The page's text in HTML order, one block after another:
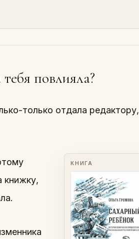
повлияла?
только отдала редактору,
КНИГА
книжку,